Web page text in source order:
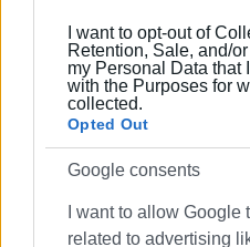
I want to opt-out of
Retention, Sale, and/
my Personal Data that
with the Purposes for
collected.
Opted Out
Google consents
I want to allow
related to advertising